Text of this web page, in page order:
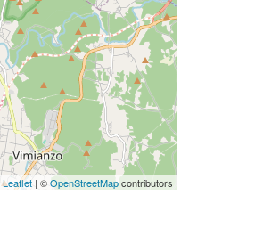
Leaflet | ©OpenStreetMapcontributors